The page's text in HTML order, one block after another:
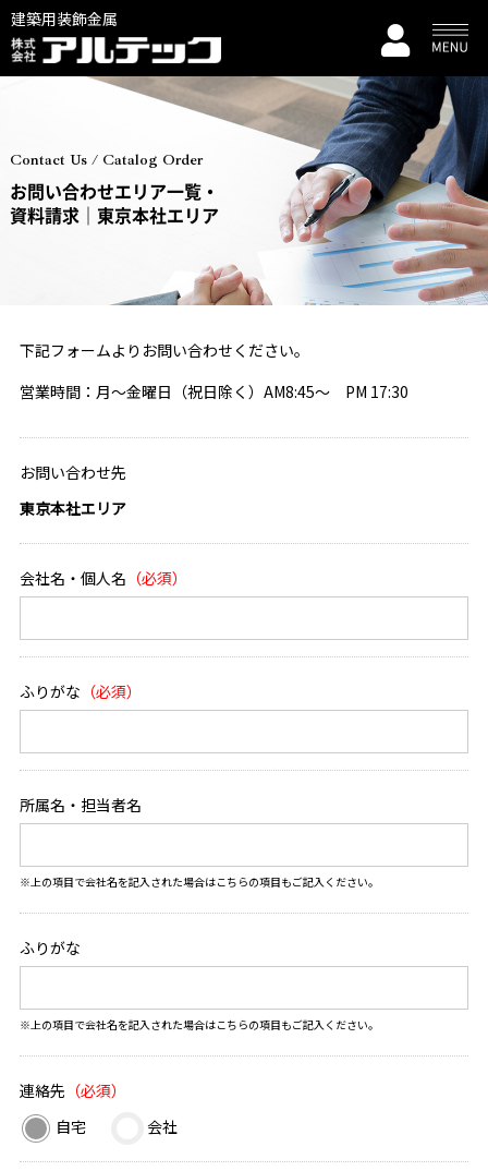
建築用装飾金属
Contact Us / Catalog Order
お問い合わせエリア一覧・
資料請求｜東京本社エリア
下記フォームよりお問い合わせください。
営業時間：月～金曜日（祝日除く）AM8:45～ PM 17:30
お問い合わせ先
東京本社エリア
会社名・個人名
ふりがな
所属名・担当者名
※上の項目で会社名を記入された場合はこちらの項目もご記入ください。
ふりがな
※上の項目で会社名を記入された場合はこちらの項目もご記入ください。
連絡先
自宅
会社